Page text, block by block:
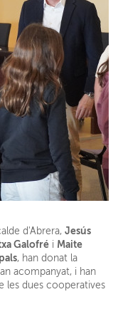
d'Abrera,Jesús
Galofré i Maite
, han donat la
acompanyat, i han
les dues cooperatives